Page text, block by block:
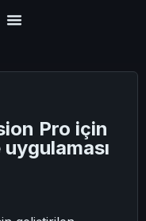
Pro için